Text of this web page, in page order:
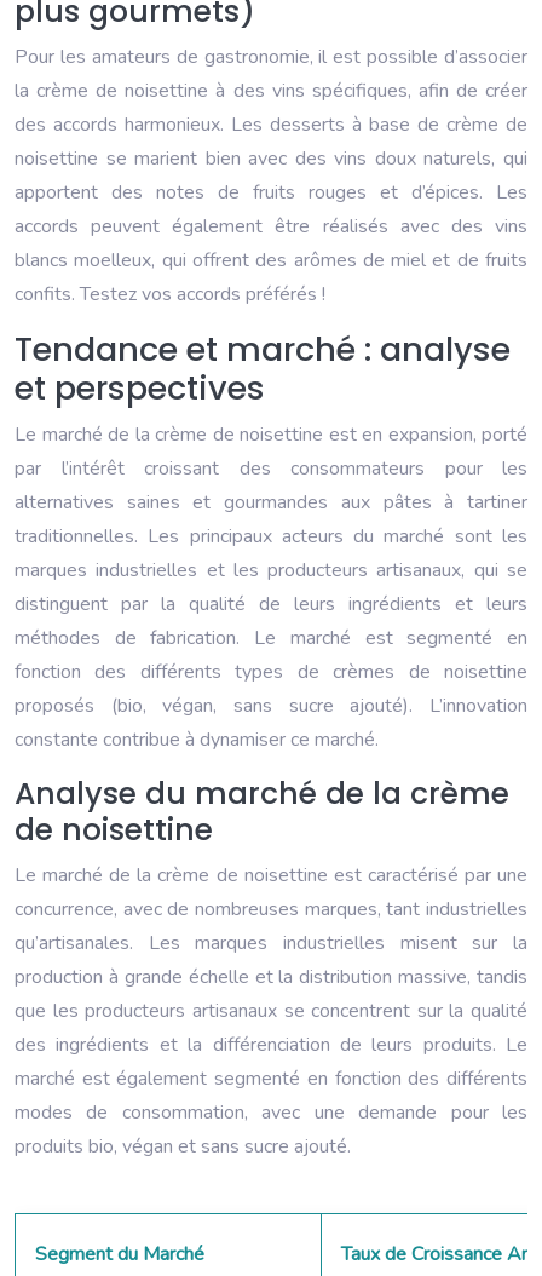
plus gourmets)
Pour les amateurs de gastronomie, il est possible d’associer
la crème de noisettine à des vins spécifiques, afin de créer
des accords harmonieux. Les desserts à base de crème de
noisettine se marient bien avec des vins doux naturels, qui
apportent des notes de fruits rouges et d’épices. Les
accords peuvent également être réalisés avec des vins
blancs moelleux, qui offrent des arômes de miel et de fruits
confits. Testez vos accords préférés !
Tendance et marché : analyse
et perspectives
Le marché de la crème de noisettine est en expansion, porté
par l’intérêt croissant des consommateurs pour les
alternatives saines et gourmandes aux pâtes à tartiner
traditionnelles. Les principaux acteurs du marché sont les
marques industrielles et les producteurs artisanaux, qui se
distinguent par la qualité de leurs ingrédients et leurs
méthodes de fabrication. Le marché est segmenté en
fonction des différents types de crèmes de noisettine
proposés (bio, végan, sans sucre ajouté). L’innovation
constante contribue à dynamiser ce marché.
Analyse du marché de la crème
de noisettine
Le marché de la crème de noisettine est caractérisé par une
concurrence, avec de nombreuses marques, tant industrielles
qu’artisanales. Les marques industrielles misent sur la
production à grande échelle et la distribution massive, tandis
que les producteurs artisanaux se concentrent sur la qualité
des ingrédients et la différenciation de leurs produits. Le
marché est également segmenté en fonction des différents
modes de consommation, avec une demande pour les
produits bio, végan et sans sucre ajouté.
Segment du Marché Taux de Croissance